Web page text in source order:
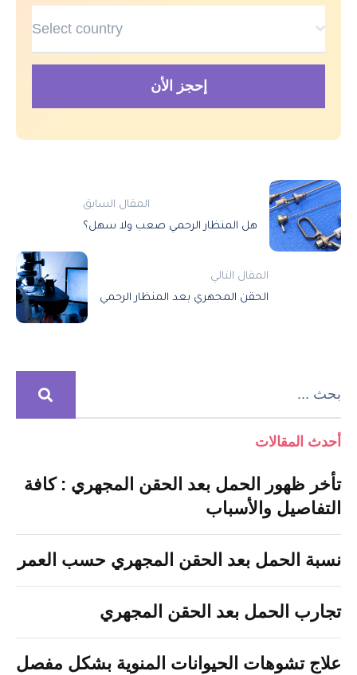
Select country
إحجز الأن
المقال السابق
هل المنظار الرحمي صعب ولا سهل؟
المقال التالي
الحقن المجهري بعد المنظار الرحمي
أحدث المقالات
تأخر ظهور الحمل بعد الحقن المجهري : كافة
التفاصيل والأسباب
نسبة الحمل بعد الحقن المجهري حسب العمر
تجارب الحمل بعد الحقن المجهري
علاج تشوهات الحيوانات المنوية بشكل مفصل